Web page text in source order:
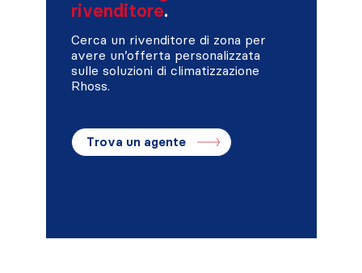
rivenditore.
Cerca un rivenditore di zona per
avere un’offerta personalizzata
sulle soluzioni di climatizzazione
Rhoss.
Trova un agente